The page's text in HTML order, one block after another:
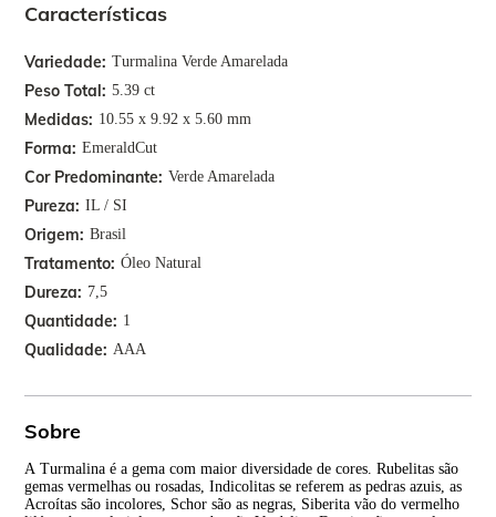
Características
Variedade Turmalina Verde Amarelada
Peso Total 5.39 ct
Medidas 10.55 x 9.92 x 5.60 mm
Forma EmeraldCut
Cor Predominante Verde Amarelada
Pureza IL / SI
Origem Brasil
Tratamento Óleo Natural
Dureza 7,5
Quantidade 1
Qualidade AAA
Sobre
A Turmalina é a gema com maior diversidade de cores. Rubelitas são
gemas vermelhas ou rosadas, Indicolitas se referem as pedras azuis, as
Acroítas são incolores, Schor são as negras, Siberita vão do vermelho